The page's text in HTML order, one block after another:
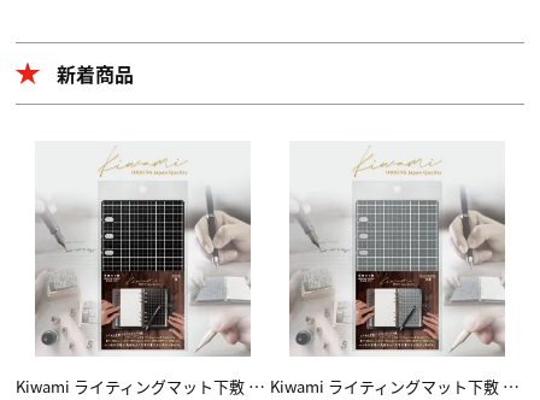
新着商品
Kiwami ライティングマット下敷 システム手帳バイブルサイズ【黒】 Kiwami ライティングマット下敷 システム手帳バイブルサイズ【月影】